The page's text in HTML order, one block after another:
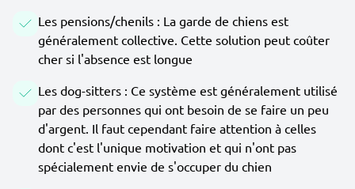
Les pensions/chenils : La garde de chiens est
généralement collective. Cette solution peut coûter
cher si l'absence est longue
Les dog-sitters : Ce système est généralement utilisé
par des personnes qui ont besoin de se faire un peu
d'argent. Il faut cependant faire attention à celles
dont c'est l'unique motivation et qui n'ont pas
spécialement envie de s'occuper du chien